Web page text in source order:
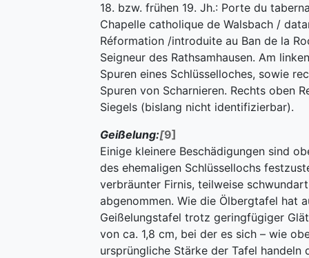
18. bzw. frühen 19. Jh.: Porte du
Chapelle catholique de Walsbach /
Réformation /introduite au Ban de la
Seigneur des Rathsamhausen. Am
Spuren eines Schlüsselloches, sowie
Spuren von Scharnieren. Rechts oben
Siegels (bislang nicht identifizierbar).
Geißelung:[9]
Einige kleinere Beschädigungen sind
des ehemaligen Schlüssellochs
verbräunter Firnis, teilweise
abgenommen. Wie die Ölbergtafel hat
Geißelungstafel trotz geringfügiger
von ca. 1,8 cm, bei der es sich – wie
ursprüngliche Stärke der Tafel handeln